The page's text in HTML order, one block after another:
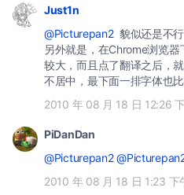
Just1n
@Picturepan2貌似还是不行
另外就是，在Chrome浏览
较大，而且点了翻译之后，
不居中，最下面一排字体也
2010 年 08 月 18 日 12:26
PiDanDan
@Picturepan2
2010 年 08 月 18 日 1:23 下